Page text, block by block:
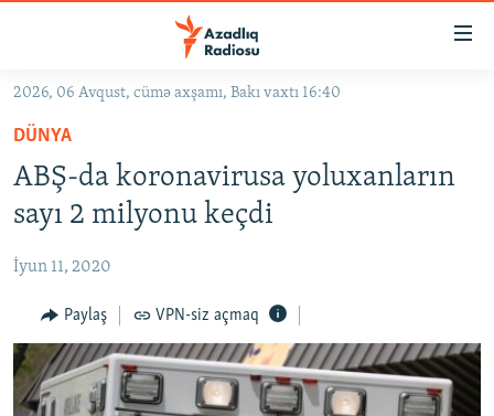
Əsas
qayıt
Əsas
naviqasiyaya
qayıt
Axtarışa
keç
#İZAHLA
KORRUPSIOMETR
#ƏSLINDƏ
FƏRQƏ BAX
QANUNI DOĞRU
ARAŞDIRMA
MULTIMEDIA
2026, 06 Avqust, cümə axşamı, Bakı vaxtı 16:40
DÜNYA
ABŞ-da koronavirusa yoluxanların
sayı 2 milyonu keçdi
İyun 11, 2020
Paylaş VPN-siz açmaq